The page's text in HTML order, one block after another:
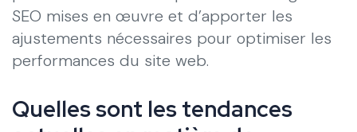
SEO mises en œuvre et d’apporter les
ajustements nécessaires pour optimiser les
performances du site web.
Quelles sont les tendances